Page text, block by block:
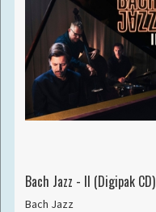
Bach Jazz - II (Digipak CD)
Bach Jazz